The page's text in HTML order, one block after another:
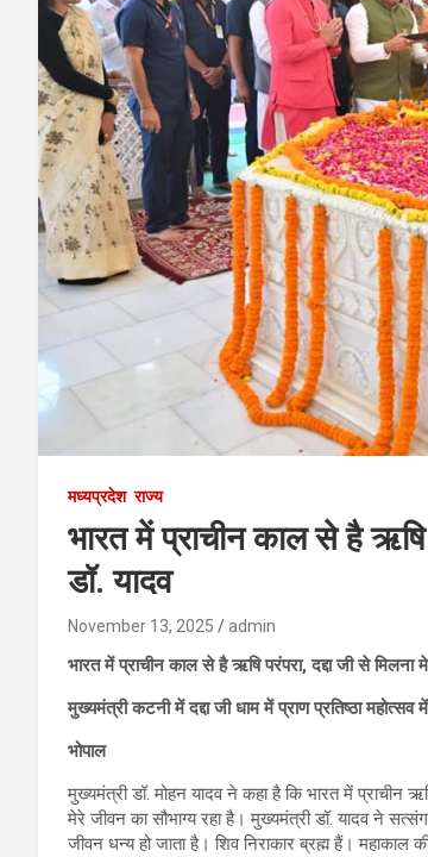
मध्यप्रदेश राज्य
भारत में प्राचीन काल से है ऋषि
डॉ. यादव
November 13, 2025 admin
भारत में प्राचीन काल से है ऋषि परंपरा, दद्दा जी से मिलना
मुख्यमंत्री कटनी में दद्दा जी धाम में प्राण प्रतिष्ठा महोत्सव
भोपाल
मुख्यमंत्री डॉ. मोहन यादव ने कहा है कि भारत में प्राचीन
मेरे जीवन का सौभाग्य रहा है। मुख्यमंत्री डॉ. यादव ने
जीवन धन्य हो जाता है। शिव निराकार ब्रह्म हैं।